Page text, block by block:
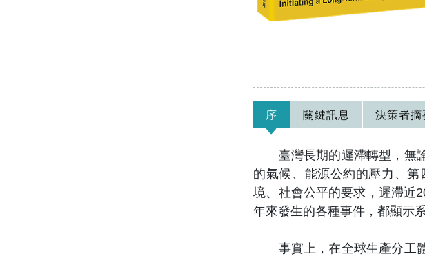
序 關鍵訊息 決策者摘
臺灣長期的遲滯轉型，無論
的氣候、能源公約的壓力、
境、社會公平的要求，遲滯近
年來發生的各種事件，都顯示
事實上，在全球生產分工體